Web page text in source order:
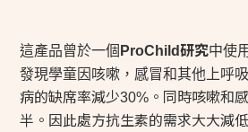
這產品曾於一個 ProChild研究中使
發現學童因咳嗽，感冒和其他上呼
病的缺席率減少30% 。同時咳嗽和
半。因此處方抗生素的需求大大減低